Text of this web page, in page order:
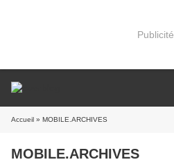
Publicité
Accueil » MOBILE.ARCHIVES
MOBILE.ARCHIVES